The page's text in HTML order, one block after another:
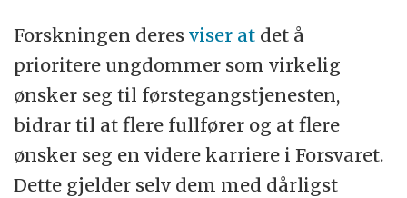
Forskningen deresviser at det å
prioritere ungdommer som virkelig
ønsker seg til førstegangstjenesten,
bidrar til at flere fullfører og at flere
ønsker seg en videre karriere i Forsvaret.
Dette gjelder selv dem med dårligst